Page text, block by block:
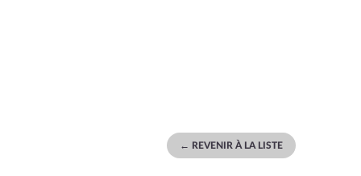
← REVENIR À LA LISTE